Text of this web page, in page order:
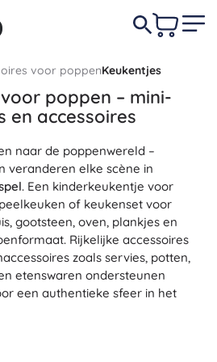
voor poppenKeukentjes
poppen – mini-
en accessoires
naar de poppenwereld –
veranderen elke scène in
. Een kinderkeukentje voor
of keukenset voor
gootsteen, oven, plankjes en
Rijkelijke accessoires
zoals servies, potten,
etenswaren ondersteunen
een authentieke sfeer in het
voor poppen met een